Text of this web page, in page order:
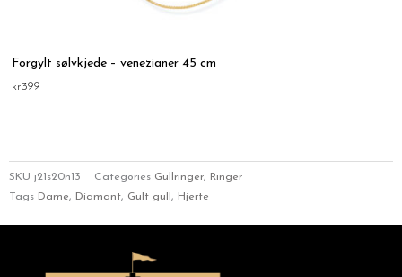
Forgylt sølvkjede – venezianer 45 cm
kr399
SKU j21s20n13 Categories Gullringer, Ringer
Tags Dame, Diamant, Gult gull , Hjerte